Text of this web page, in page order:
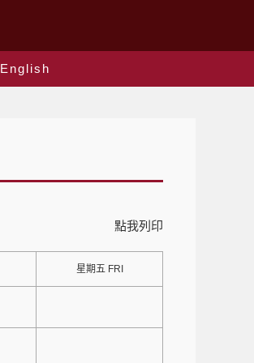
English
點我列印
星期五 FRI